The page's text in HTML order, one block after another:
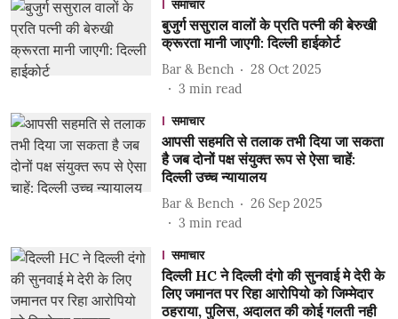
समाचार
बुजुर्ग ससुराल वालों के प्रति पत्नी की बेरुखी
क्रूरता मानी जाएगी: दिल्ली हाईकोर्ट
Bar & Bench
28 Oct 2025
3 min read
समाचार
आपसी सहमति से तलाक तभी दिया जा सकता
है जब दोनों पक्ष संयुक्त रूप से ऐसा चाहें:
दिल्ली उच्च न्यायालय
Bar & Bench
26 Sep 2025
3 min read
समाचार
दिल्ली HC ने दिल्ली दंगो की सुनवाई मे देरी के
लिए जमानत पर रिहा आरोपियो को जिम्मेदार
ठहराया, पुलिस, अदालत की कोई गलती नही